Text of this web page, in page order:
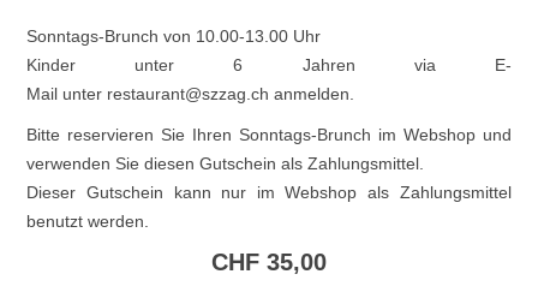
Sonntags-Brunch von 10.00-13.00 Uhr
Kinder unter 6 Jahren via E-
Mail unter restaurant@szzag.ch anmelden.
Bitte reservieren Sie Ihren Sonntags-Brunch im Webshop und
verwenden Sie diesen Gutschein als Zahlungsmittel.
Dieser Gutschein kann nur im Webshop als Zahlungsmittel
benutzt werden.
CHF 35,00